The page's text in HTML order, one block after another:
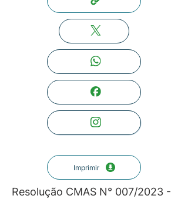
Imprimir
Resolução CMAS N° 007/2023 -